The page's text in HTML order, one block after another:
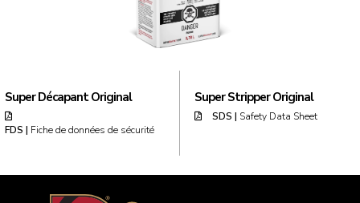
Super Décapant Original
FDS | Fiche de données de sécurité
Super Stripper Original
SDS | Safety Data Sheet